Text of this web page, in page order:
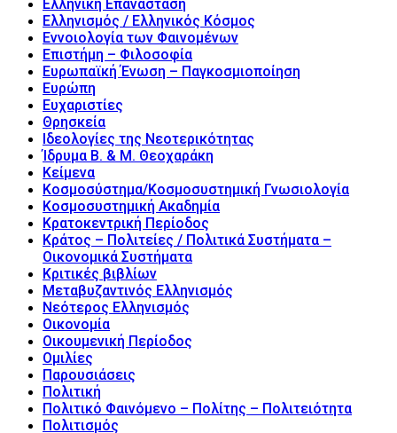
Ελληνική Επανάσταση
Ελληνισμός / Ελληνικός Κόσμος
Εννοιολογία των Φαινομένων
Επιστήμη – Φιλοσοφία
Ευρωπαϊκή Ένωση – Παγκοσμιοποίηση
Ευρώπη
Ευχαριστίες
Θρησκεία
Ιδεολογίες της Νεοτερικότητας
Ίδρυμα Β. & Μ. Θεοχαράκη
Κείμενα
Κοσμοσύστημα/Κοσμοσυστημική Γνωσιολογία
Κοσμοσυστημική Ακαδημία
Κρατοκεντρική Περίοδος
Κράτος – Πολιτείες / Πολιτικά Συστήματα –
Οικονομικά Συστήματα
Κριτικές βιβλίων
Μεταβυζαντινός Ελληνισμός
Νεότερος Ελληνισμός
Οικονομία
Οικουμενική Περίοδος
Ομιλίες
Παρουσιάσεις
Πολιτική
Πολιτικό Φαινόμενο – Πολίτης – Πολιτειότητα
Πολιτισμός